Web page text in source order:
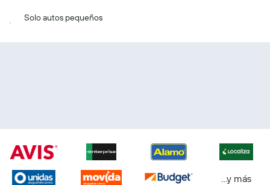
Solo autos pequeños
...y más